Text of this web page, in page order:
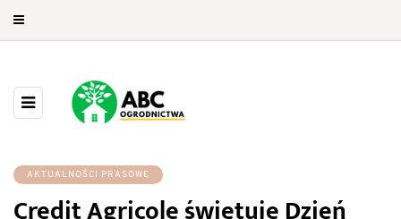
AKTUALNOŚCI PRASOWE